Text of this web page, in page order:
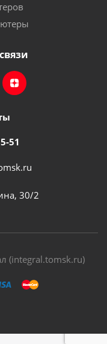
51
30/2
(integral.tomsk.ru)